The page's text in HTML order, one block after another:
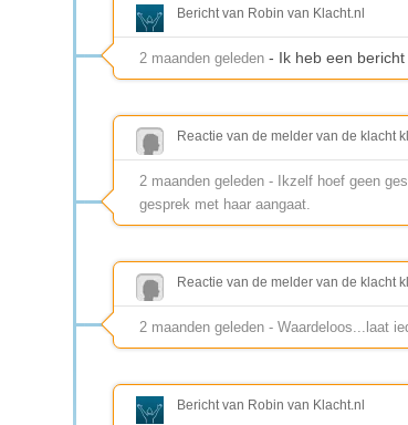
Bericht van Robin van Klacht.nl
2 maanden geleden - Ik heb een
Reactie van de melder van de klacht
2 maanden geleden - Ikzelf hoef geen
gesprek met haar aangaat.
Reactie van de melder van de klacht
2 maanden geleden - Waardeloos...laat
Bericht van Robin van Klacht.nl